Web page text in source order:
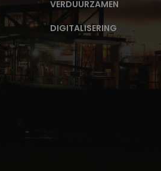
VERDUURZAMEN
DIGITALISERING